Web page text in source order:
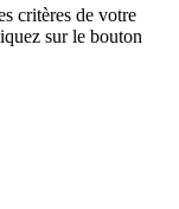
critères de votre
sur le bouton